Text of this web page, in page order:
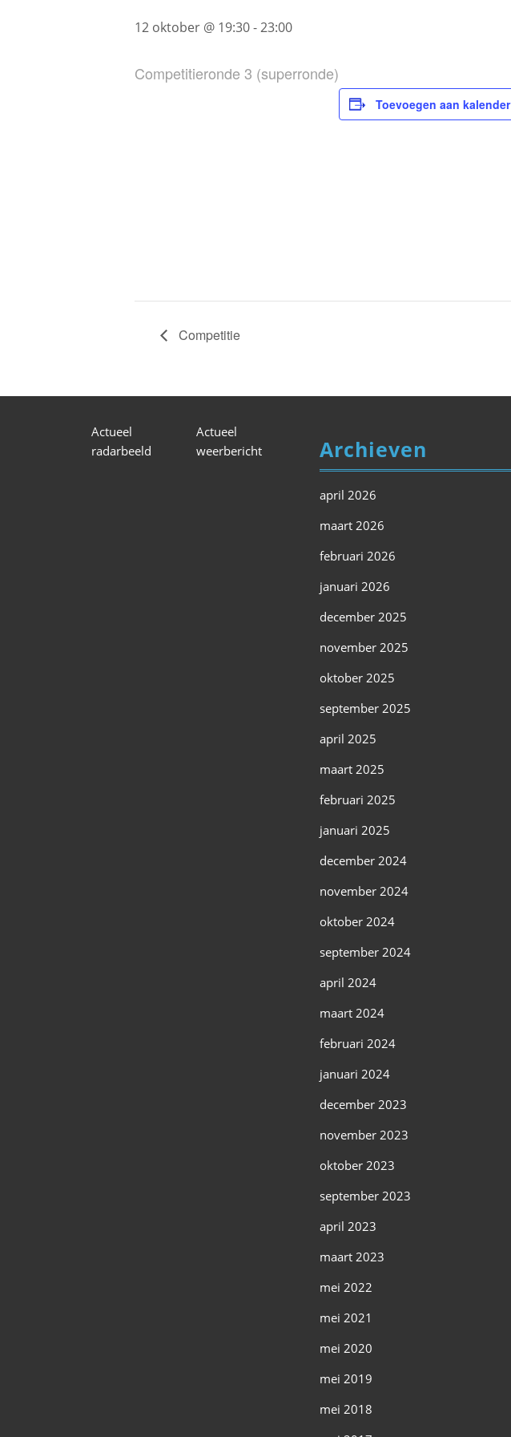
12 oktober @ 19:30-23:00
Competitieronde 3 (superronde)
Toevoegen aan kalender
Competitie
Actueel
radarbeeld
Actueel
weerbericht
Archieven
april 2026
maart 2026
februari 2026
januari 2026
december 2025
november 2025
oktober 2025
september 2025
april 2025
maart 2025
februari 2025
januari 2025
december 2024
november 2024
oktober 2024
september 2024
april 2024
maart 2024
februari 2024
januari 2024
december 2023
november 2023
oktober 2023
september 2023
april 2023
maart 2023
mei 2022
mei 2021
mei 2020
mei 2019
mei 2018